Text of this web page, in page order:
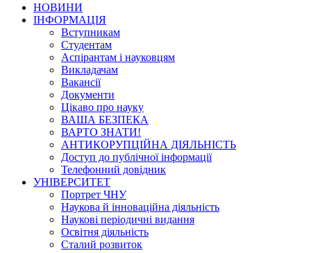
НОВИНИ
ІНФОРМАЦІЯ
Вступникам
Студентам
Аспірантам і науковцям
Викладачам
Вакансії
Документи
Цікаво про науку
ВАША БЕЗПЕКА
ВАРТО ЗНАТИ!
АНТИКОРУПЦІЙНА ДІЯЛЬНІСТЬ
Доступ до публічної інформації
Телефонний довідник
УНІВЕРСИТЕТ
Портрет ЧНУ
Наукова й інноваційна діяльність
Наукові періодичні видання
Освітня діяльність
Сталий розвиток